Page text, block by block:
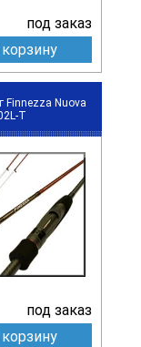
под заказ
Finnezza Nuova
T
под заказ
корзину